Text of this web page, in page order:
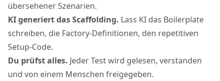
übersehener Szenarien.
KI generiert das Scaffolding. Lass KI das Boilerplate
schreiben, die Factory-Definitionen, den repetitiven
Setup-Code.
Du prüfst alles. Jeder Test wird gelesen, verstanden
und von einem Menschen freigegeben.